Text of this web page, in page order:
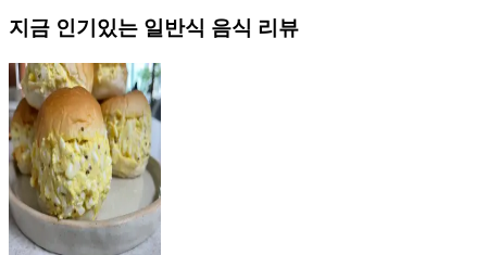
지금 인기있는 일반식 음식 리뷰